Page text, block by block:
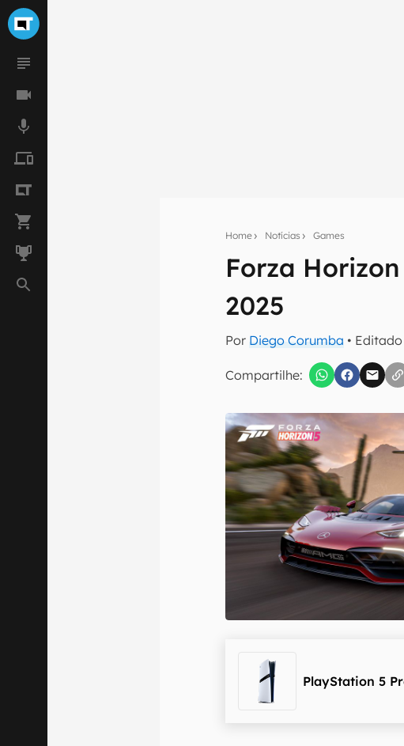
Home Notícias Games
Forza
2025
Por Diego Corumba •
Compartilhe:
Seu resumo
Assine a newsletter do
Confirmo que li, aceito
PlayStation 5